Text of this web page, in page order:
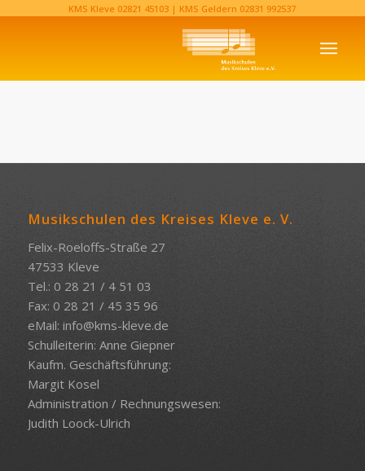
KMS Kleve 02821 45103‬ | KMS Geldern 02831 992537‬
Musikschulen des Kreises Kleve e. V.
Felix-Roeloffs-Straße 27
47533 Kleve
Tel.: 0 28 21 / 4 51 03
Fax: 0 28 21 / 45 35 96
eMail: info@kms-kleve.de
Schulleiterin: Anne Giepner
Kaufm. Geschäftsführung:
Margit Kosel
Administration / Rechnungswesen:
Judith Loock-Ulrich